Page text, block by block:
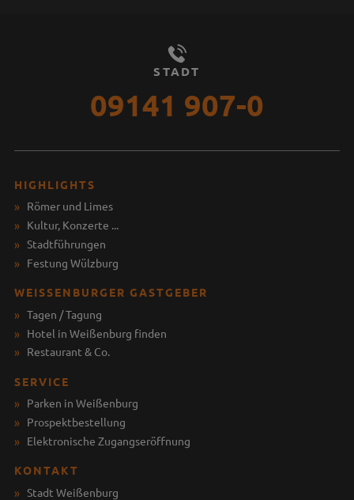
STADT
09141 907-0
HIGHLIGHTS
Römer und Limes
Kultur, Konzerte ...
Stadtführungen
Festung Wülzburg
WEISSENBURGER GASTGEBER
Tagen / Tagung
Hotel in Weißenburg finden
Restaurant & Co.
SERVICE
Parken in Weißenburg
Prospektbestellung
Elektronische Zugangseröffnung
KONTAKT
Stadt Weißenburg